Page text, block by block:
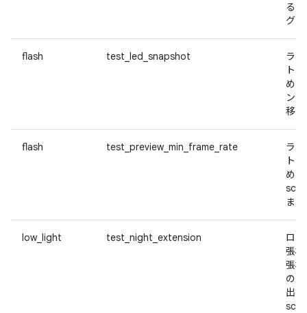
る
グ
flash test_led_snapshot
ラ
ト
め
ン
移
flash test_preview_min_frame_rate
ラ
ト
め
ま
low_light test_night_extension
ロ
張
張
の
出